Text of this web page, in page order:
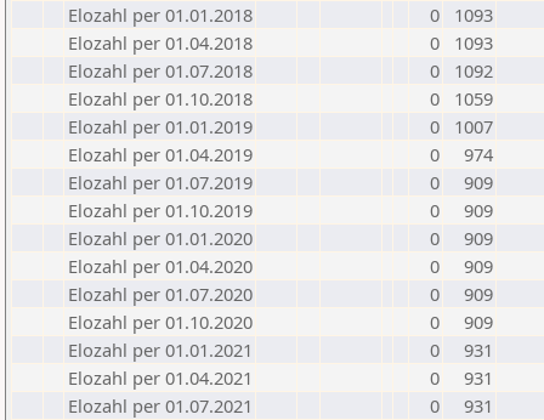
Elozahl per 01.01.2018
0
1093
Elozahl per 01.04.2018
0
1093
Elozahl per 01.07.2018
0
1092
Elozahl per 01.10.2018
0
1059
Elozahl per 01.01.2019
0
1007
Elozahl per 01.04.2019
0
974
Elozahl per 01.07.2019
0
909
Elozahl per 01.10.2019
0
909
Elozahl per 01.01.2020
0
909
Elozahl per 01.04.2020
0
909
Elozahl per 01.07.2020
0
909
Elozahl per 01.10.2020
0
909
Elozahl per 01.01.2021
0
931
Elozahl per 01.04.2021
0
931
Elozahl per 01.07.2021
0
931